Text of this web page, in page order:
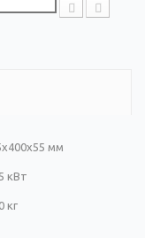
мм
кВт
кг